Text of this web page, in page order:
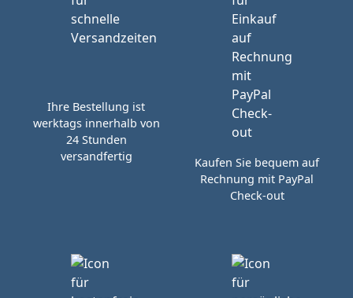
Ihre Bestellung ist
werktags innerhalb von
24 Stunden
versandfertig
Kaufen Sie bequem auf
Rechnung mit PayPal
Check-out